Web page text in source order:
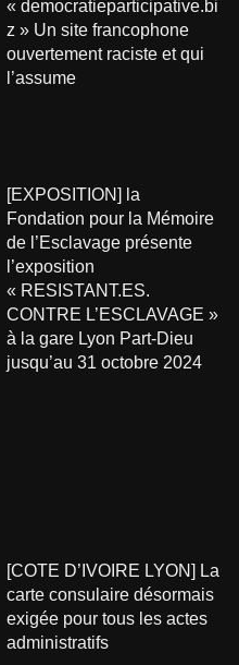
« democratieparticipative.bi
z » Un site francophone
ouvertement raciste et qui
l’assume
[EXPOSITION] la
Fondation pour la Mémoire
de l’Esclavage présente
l’exposition
« RESISTANT.ES.
CONTRE L’ESCLAVAGE »
à la gare Lyon Part-Dieu
jusqu’au 31 octobre 2024
[COTE D’IVOIRE LYON] La
carte consulaire désormais
exigée pour tous les actes
administratifs